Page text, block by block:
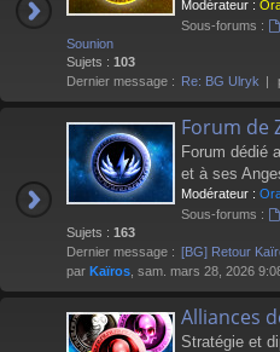
Modérateur :
Sous-forums :
Sounion
Sujets : 103
Dernier message : Re: BG Ulryk
Forum de
Forum dédié
et à ses
Modérateur :
Sous-forums :
Sujets : 163
Dernier message : [BG] Retour
par Kaïros , sam. mars 28, 2026
Alliances
Stratégie et